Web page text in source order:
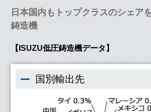
日本国内もトップクラスのシェア
鋳造機
【ISUZU低圧鋳造機データ】
国別輸出先